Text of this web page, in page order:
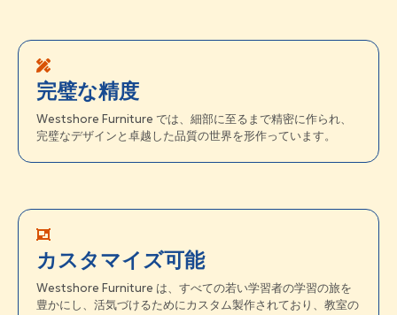
完璧な精度
Westshore Furniture では、細部に至るまで精密に作られ、
完璧なデザインと卓越した品質の世界を形作っています。
カスタマイズ可能
Westshore Furniture は、すべての若い学習者の学習の旅を
豊かにし、活気づけるためにカスタム製作されており、教室の